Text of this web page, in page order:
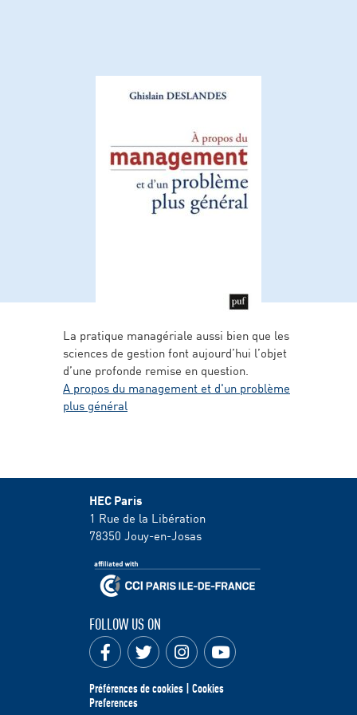
La pratique managériale aussi bien que les
sciences de gestion font aujourd’hui l’objet
d’une profonde remise en question.
A propos du management et d'un problème
plus général
HEC Paris
1 Rue de la Libération
78350 Jouy-en-Josas
FOLLOW US ON
Préférences de cookies | Cookies
Preferences